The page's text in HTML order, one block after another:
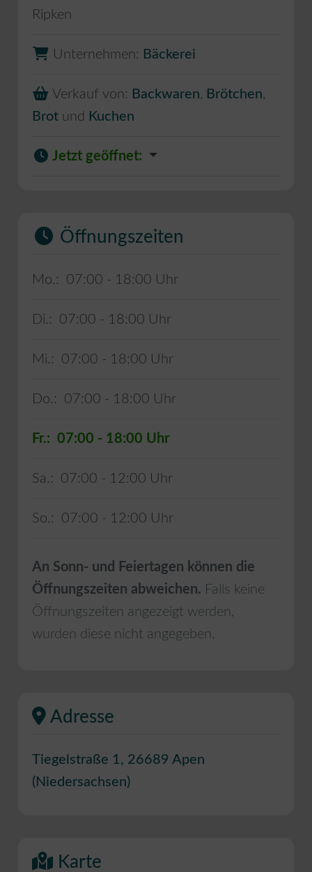
Ripken
Unternehmen: Bäckerei
Verkauf von: Backwaren, Brötchen,
Brot und Kuchen
Jetzt geöffnet:
Öffnungszeiten
Mo.: 07:00 - 18:00
Di.: 07:00 - 18:00
Mi.: 07:00 - 18:00
Do.: 07:00 - 18:00
Fr.: 07:00 - 18:00
Sa.: 07:00 - 12:00
So.: 07:00 - 12:00
An Sonn- und Feiertagen können die
Öffnungszeiten abweichen. Falls keine
Öffnungszeiten angezeigt werden,
wurden diese nicht angegeben.
Adresse
Tiegelstraße 1, 26689 Apen
( Niedersachsen)
Karte